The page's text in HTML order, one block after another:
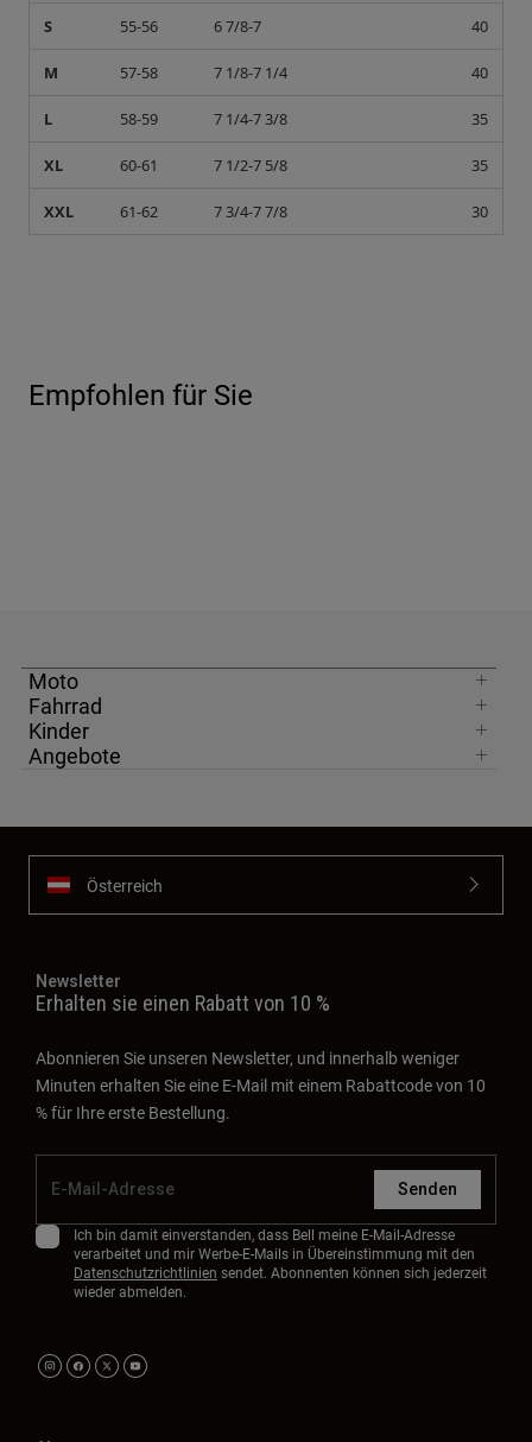
S 55-56 6 7/8-7 40
M 57-58 7 1/8-7 1/4 40
L 58-59 7 1/4-7 3/8 35
XL 60-61 7 1/2-7 5/8 35
XXL 61-62 7 3/4-7 7/8 30
Empfohlen für Sie
Moto
Fahrrad
Kinder
Angebote
Österreich
Newsletter
Erhalten sie einen Rabatt von 10 %
Abonnieren Sie unseren Newsletter, und innerhalb weniger
Minuten erhalten Sie eine E-Mail mit einem Rabattcode von 10
% für Ihre erste Bestellung.
Senden
Ich bin damit einverstanden, dass Bell meine E-Mail-Adresse
verarbeitet und mir Werbe-E-Mails in Übereinstimmung mit den
Datenschutzrichtlinien sendet. Abonnenten können sich jederzeit
wieder abmelden.